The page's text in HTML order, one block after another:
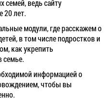
ведь сайту
20 лет.
модули, где расскажем о
в том числе подростков и
как укрепить
семье.
информацией о
чтобы вы